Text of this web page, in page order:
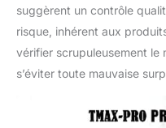
suggèrent un contrôle
risque, inhérent aux
vérifier scrupuleusement le
s’éviter toute mauvaise